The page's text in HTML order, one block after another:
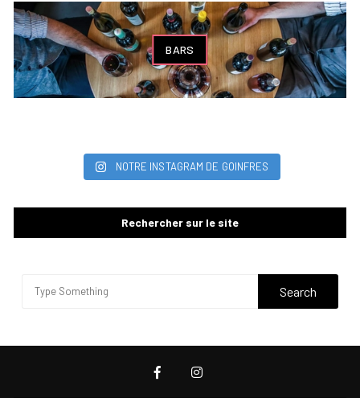
BARS
NOTRE INSTAGRAM DE GOINFRES
Rechercher sur le site